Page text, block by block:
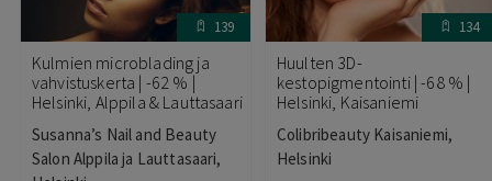
139
Kulmien microblading ja
vahvistuskerta | -62 % |
Helsinki, Alppila & Lauttasaari
Susanna’s Nail and Beauty
Salon Alppila ja Lauttasaari,
134
Huulten 3D-
kestopigmentointi | -68 % |
Helsinki, Kaisaniemi
Colibribeauty Kaisaniemi,
Helsinki